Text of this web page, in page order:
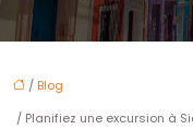
/ Blog
/ Planifiez une excursion à